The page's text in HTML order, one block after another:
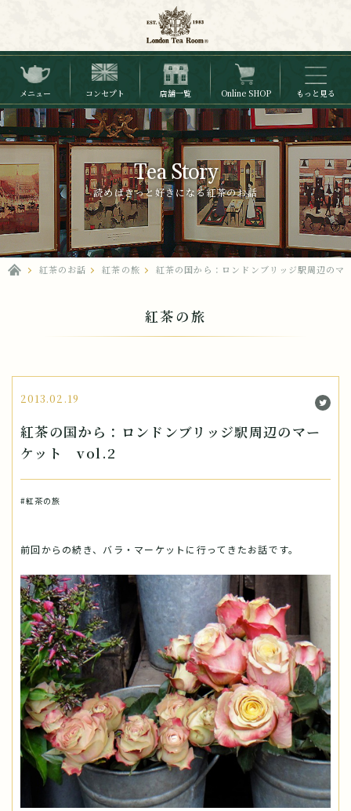
メニュー コンセプト 店舗一覧 Online SHOP もっと見る
Tea Story
読めばきっと好きになる紅茶のお話
紅茶のお話 紅茶の旅 紅茶の国から：ロンドンブリッジ駅周辺の
紅茶の旅
2013.02.19
紅茶の国から：ロンドンブリッジ駅周辺のマー
ケット vol.2
#紅茶の旅
前回からの続き、バラ・マーケットに行ってきたお話です。